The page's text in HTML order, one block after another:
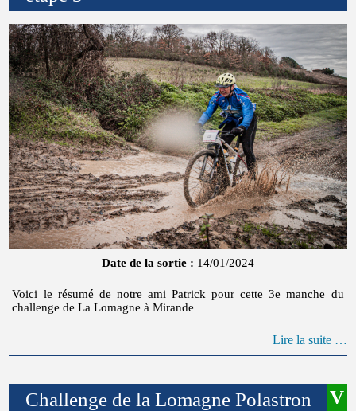
Date de la sortie : 14/01/2024
Voici le résumé de notre ami Patrick pour cette 3e manche du
challenge de La Lomagne à Mirande
Lire la suite …
Challenge de la Lomagne Polastron